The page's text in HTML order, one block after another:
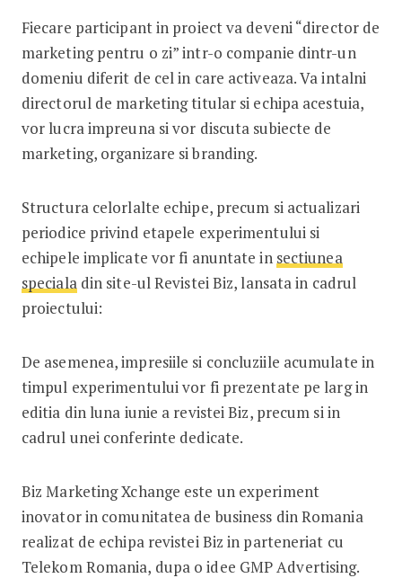
Fiecare participant in proiect va deveni “director de
marketing pentru o zi” intr-o companie dintr-un
domeniu diferit de cel in care activeaza. Va intalni
directorul de marketing titular si echipa acestuia,
vor lucra impreuna si vor discuta subiecte de
marketing, organizare si branding.
Structura celorlalte echipe, precum si actualizari
periodice privind etapele experimentului si
echipele implicate vor fi anuntate in sectiunea
specialadin site-ul Revistei Biz, lansata in cadrul
proiectului:
De asemenea, impresiile si concluziile acumulate in
timpul experimentului vor fi prezentate pe larg in
editia din luna iunie a revistei Biz, precum si in
cadrul unei conferinte dedicate.
Biz Marketing Xchange este un experiment
inovator in comunitatea de business din Romania
realizat de echipa revistei Biz in parteneriat cu
Telekom Romania, dupa o idee GMP Advertising.